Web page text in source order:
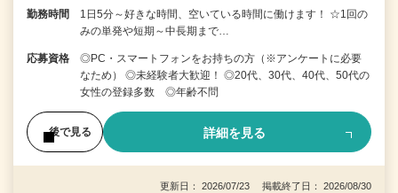
勤務時間
1日5分～好きな時間、空いている時間に働けます！ ☆1回の
みの単発や短期～中長期まで…
応募資格
◎PC・スマートフォンをお持ちの方（※アンケートに必要
なため） ◎未経験者大歓迎！ ◎20代、30代、40代、50代の
女性の登録多数 ◎年齢不問
後で見る 詳細を見る
更新日： 2026/07/23 掲載終了日： 2026/08/30